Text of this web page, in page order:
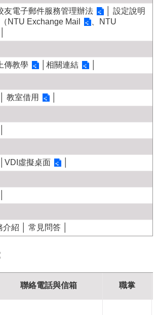
友電子郵件服務管理辦法
設定說明
NTU Exchange Mail
NTU
上傳教學 相關連結
教室借用
VDI虛擬桌面
介紹 常見問答
聯絡電話與信箱 職掌